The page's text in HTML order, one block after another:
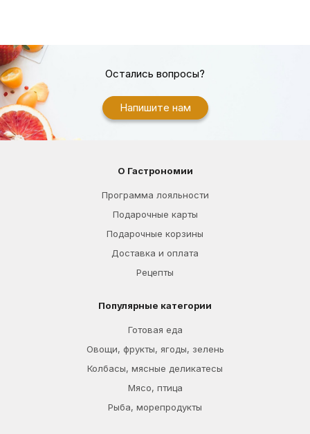
Остались вопросы?
Напишите нам
О Гастрономии
Программа лояльности
Подарочные карты
Подарочные корзины
Доставка и оплата
Рецепты
Популярные категории
Готовая еда
Овощи, фрукты, ягоды, зелень
Колбасы, мясные деликатесы
Мясо, птица
Рыба, морепродукты